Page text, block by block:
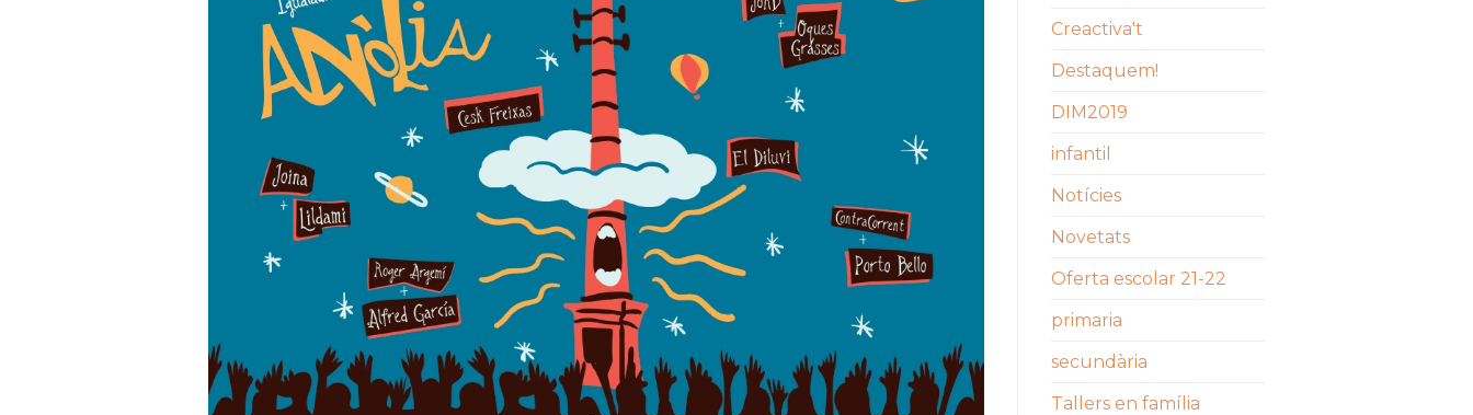
Creactiva't
Destaquem!
DIM2019
infantil
Notícies
Novetats
Oferta escolar 21-22
primaria
secundària
Tallers en família